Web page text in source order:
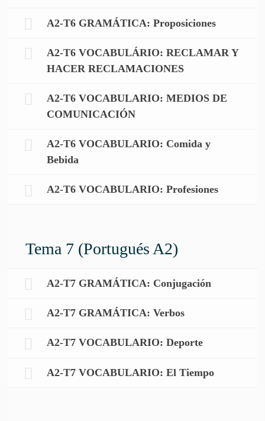
A2-T6 GRAMÁTICA: Proposiciones
A2-T6 VOCABULÁRIO: RECLAMAR Y
HACER RECLAMACIONES
A2-T6 VOCABULARIO: MEDIOS DE
COMUNICACIÓN
A2-T6 VOCABULARIO: Comida y
Bebida
A2-T6 VOCABULARIO: Profesiones
Tema 7 (Portugués A2)
A2-T7 GRAMÁTICA: Conjugación
A2-T7 GRAMÁTICA: Verbos
A2-T7 VOCABULARIO: Deporte
A2-T7 VOCABULARIO: El Tiempo